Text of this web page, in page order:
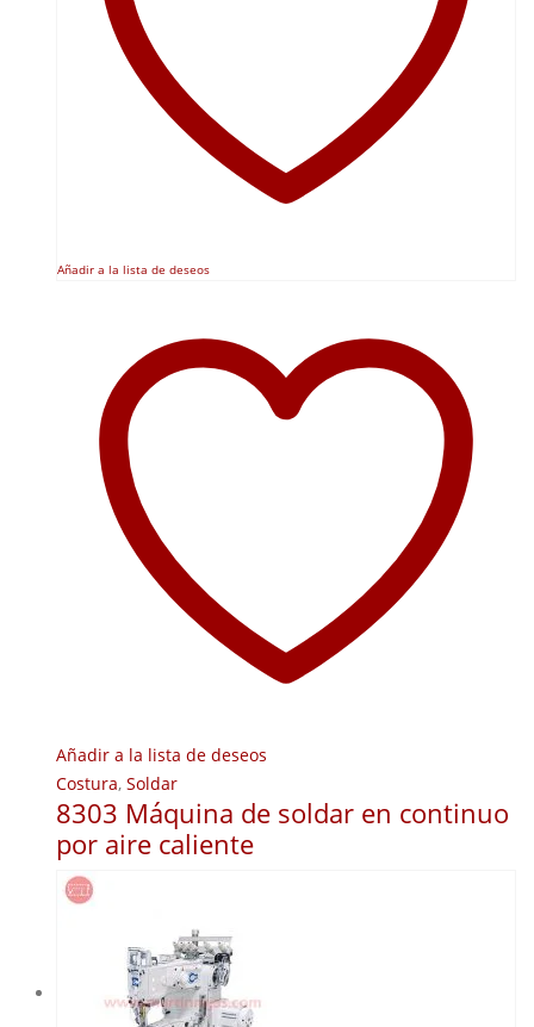
Añadir a la lista de deseos
Añadir a la lista de deseos
Costura, Soldar
8303 Máquina de soldar en continuo
por aire caliente